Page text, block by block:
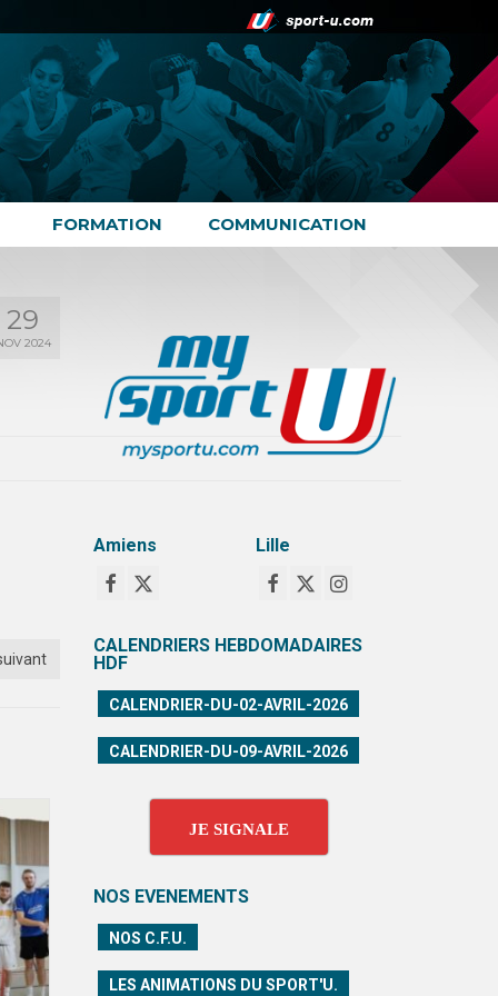
FORMATION COMMUNICATION
29
2024
Amiens Lille
CALENDRIERS HEBDOMADAIRES
HDF
CALENDRIER-DU-02-AVRIL-2026
CALENDRIER-DU-09-AVRIL-2026
JE SIGNALE
NOS EVENEMENTS
NOS C.F.U.
LES ANIMATIONS DU SPORT'U.